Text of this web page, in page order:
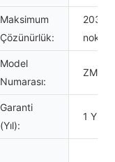
Maksimum
Çözünürlük:
203
nokta/
Model
Numarası:
ZM01
Garanti
(Yıl):
1 Yıllık